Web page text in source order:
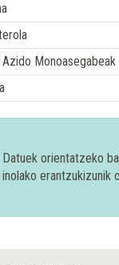
Monoasegabeak
Datuek orientatzeko
inolako erantzukizunik